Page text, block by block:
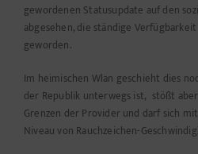
gewordenen Statusupdate auf den
abgesehen, die ständige
geworden.
Im heimischen Wlan geschieht dies
der Republik unterwegs ist, stößt
Grenzen der Provider und darf sich
Niveau von Rauchzeichen-